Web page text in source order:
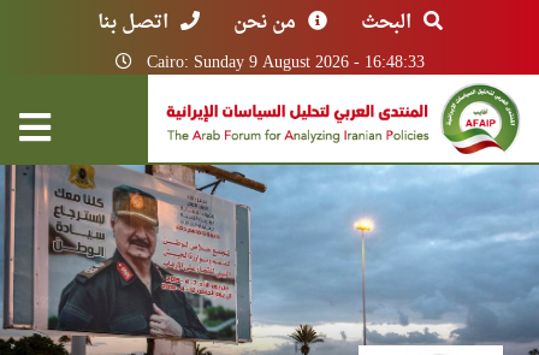
البحث من نحن اتصل بنا
Cairo: Sunday 9 August 2026 - 16:48:33